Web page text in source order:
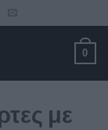
0
με